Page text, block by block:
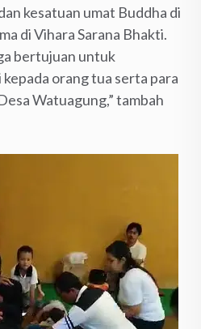
kesatuan umat Buddha di
di Vihara Sarana Bhakti.
bertujuan untuk
orang tua serta para
Watuagung,” tambah